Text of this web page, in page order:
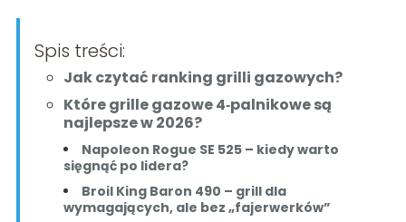
Spis treści:
Jak czytać ranking grilli gazowych?
Które grille gazowe 4‑palnikowe są
najlepsze w 2026?
Napoleon Rogue SE 525 – kiedy warto
sięgnąć po lidera?
Broil King Baron 490 – grill dla
wymagających, ale bez „fajerwerków”